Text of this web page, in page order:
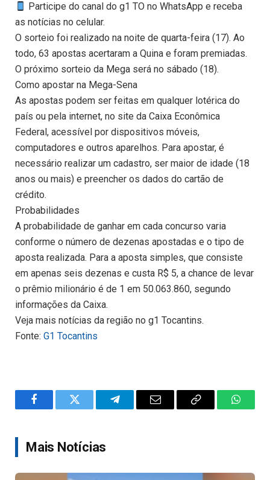
Participe do canal do g1 TO no WhatsApp e receba
as notícias no celular.
O sorteio foi realizado na noite de quarta-feira (17). Ao
todo, 63 apostas acertaram a Quina e foram premiadas.
O próximo sorteio da Mega será no sábado (18).
Como apostar na Mega-Sena
As apostas podem ser feitas em qualquer lotérica do
país ou pela internet, no site da Caixa Econômica
Federal, acessível por dispositivos móveis,
computadores e outros aparelhos. Para apostar, é
necessário realizar um cadastro, ser maior de idade (18
anos ou mais) e preencher os dados do cartão de
crédito.
Probabilidades
A probabilidade de ganhar em cada concurso varia
conforme o número de dezenas apostadas e o tipo de
aposta realizada. Para a aposta simples, que consiste
em apenas seis dezenas e custa R$ 5, a chance de levar
o prêmio milionário é de 1 em 50.063.860, segundo
informações da Caixa.
Veja mais notícias da região no g1 Tocantins.
Fonte: G1 Tocantins
FacebookTwitter TelegramEmail
Copy
Mais Notícias